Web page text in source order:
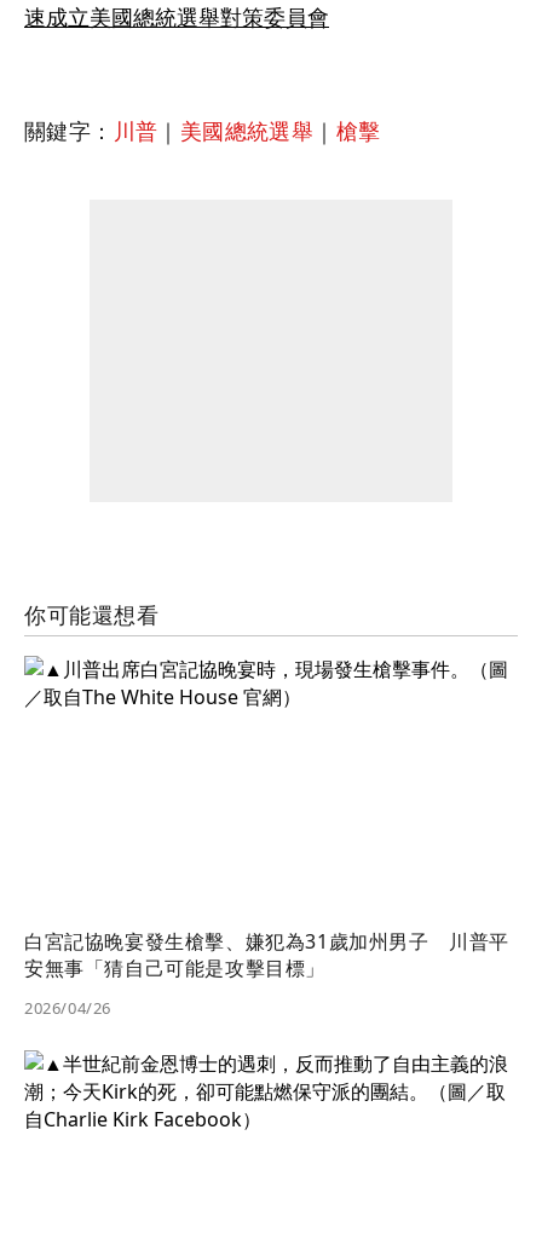
速成立美國總統選舉對策委員會
關鍵字： 川普 ｜ 美國總統選舉 ｜ 槍擊
你可能還想看
白宮記協晚宴發生槍擊、嫌犯為31歲加州男子 川普平
安無事「猜自己可能是攻擊目標」
2026/04/26